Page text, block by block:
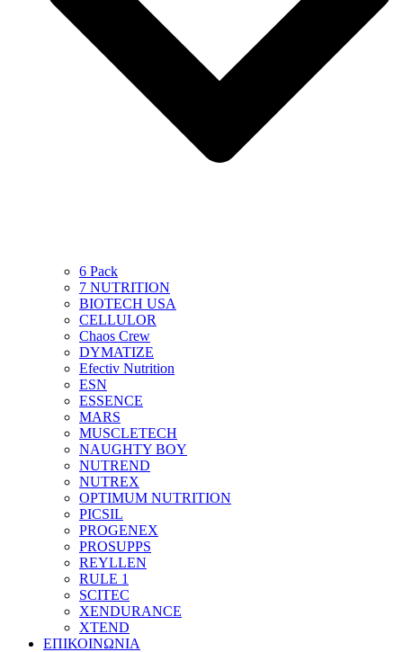
6 Pack
7 NUTRITION
BIOTECH USA
CELLULOR
Chaos Crew
DYMATIZE
Efectiv Nutrition
ESN
ESSENCE
MARS
MUSCLETECH
NAUGHTY BOY
NUTREND
NUTREX
OPTIMUM NUTRITION
PICSIL
PROGENEX
PROSUPPS
REYLLEN
RULE 1
SCITEC
XENDURANCE
XTEND
ΕΠΙΚΟΙΝΩΝΙΑ